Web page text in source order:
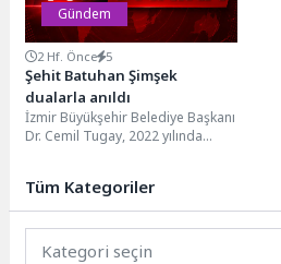
Gündem
2 Hf. Önce 5
Şehit Batuhan Şimşek
dualarla anıldı
İzmir Büyükşehir Belediye Başkanı
Dr. Cemil Tugay, 2022 yılında
Tüm Kategoriler